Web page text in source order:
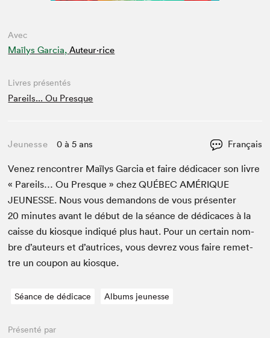
Avec
Maïlys Garcia, Auteur·rice
Livres présentés
Pareils... Ou Presque
Jeunesse 0 à 5 ans Français
Venez ren­con­tr­er Maïlys Gar­cia et faire dédi­cac­er son livre
« Pareils… Ou Presque » chezQUÉBEC AMÉRIQUE
JEUNESSE. Nous vous deman­dons de vous présen­ter
20 min­utes avant le début de la séance de dédi­caces à la
caisse du kiosque indiqué plus haut. Pour un cer­tain nom­
bre d’auteurs et d’autrices, vous devrez vous faire remet­
tre un coupon au kiosque.
Séance de dédicace Albums jeunesse
Présenté par